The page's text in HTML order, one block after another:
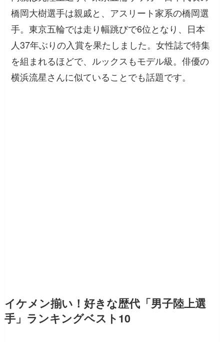
橋岡大樹選手は親戚と、アスリート家系の橋岡選
手。東京五輪では走り幅跳びで6位となり、日本
人37年ぶりの入賞を果たしました。女性誌で特集
を組まれるほどで、ルックスもモデル級。俳優の
横浜流星さんに似ていることでも話題です。
イケメン揃い！好きな歴代「男子陸上選
手」ランキングベスト10